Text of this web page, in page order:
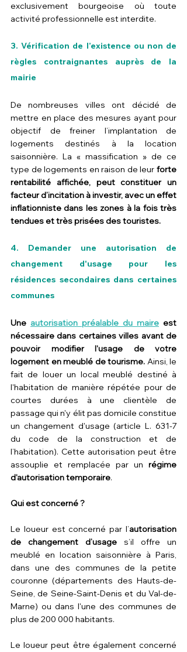
exclusivement bourgeoise où toute
activité professionnelle est interdite.
3. Vérification de l’existence ou non de
règles contraignantes auprès de la
mairie
De nombreuses villes ont décidé de
mettre en place des mesures ayant pour
objectif de freiner l’implantation de
logements destinés à la location
saisonnière. La « massification » de ce
type de logements en raison de leur forte
rentabilité affichée, peut constituer un
facteur d’incitation à investir, avec un effet
inflationniste dans les zones à la fois très
tendues et très prisées des touristes.
4. Demander une autorisation de
changement d'usage pour les
résidences secondaires dans certaines
communes
Une autorisation préalable du maire est
nécessaire dans certaines villes avant de
pouvoir modifier l'usage de votre
logement en meublé de tourisme. Ainsi, le
fait de louer un local meublé destiné à
l'habitation de manière répétée pour de
courtes durées à une clientèle de
passage qui n'y élit pas domicile constitue
un changement d'usage (article L. 631-7
du code de la construction et de
l’habitation). Cette autorisation peut être
assouplie et remplacée par un régime
d'autorisation temporaire.
Qui est concerné ?
Le loueur est concerné par l’autorisation
de changement d’usage s’il offre un
meublé en location saisonnière à Paris,
dans une des communes de la petite
couronne (départements des Hauts-de-
Seine, de Seine-Saint-Denis et du Val-de-
Marne) ou dans l'une des communes de
plus de 200 000 habitants.
Le loueur peut être également concerné